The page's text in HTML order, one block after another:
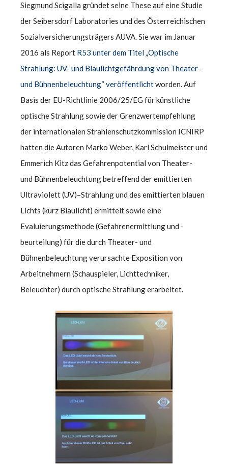
Siegmund Scigalla gründet seine Theseauf eine Studie
der Seibersdorf Laboratories und des Österreichischen
Sozialversicherungsträgers AUVA. Sie war im Januar
2016 als Report R53 unter dem Titel „Optische
Strahlung: UV- und Blaulichtgefährdung von Theater-
und Bühnenbeleuchtung“ veröffentlichtworden. Auf
Basis der EU-Richtlinie 2006/25/EG für künstliche
optische Strahlung sowie der Grenzwertempfehlung
der internationalen Strahlenschutzkommission ICNIRP
hatten die Autoren Marko Weber, Karl Schulmeister und
Emmerich Kitz das Gefahrenpotential von Theater-
und Bühnenbeleuchtung betreffend der emittierten
Ultraviolett (UV)–Strahlung und des emittierten blauen
Lichts (kurz Blaulicht) ermittelt sowie eine
Evaluierungsmethode (Gefahrenermittlung und -
beurteilung) für die durch Theater- und
Bühnenbeleuchtung verursachte Exposition von
Arbeitnehmern (Schauspieler, Lichttechniker,
Beleuchter) durch optische Strahlung erarbeitet.